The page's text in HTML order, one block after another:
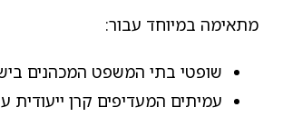
מתאימה במיוחד עבור:
שופטי בתי המשפט המכהנים
עמיתים המעדיפים קרן ייעודית